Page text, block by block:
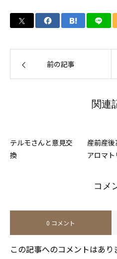
前の記事
関連
テルモさんと意見交
換
産前産
アロマ
コメ
0 コメント
この記事へのコメントはあり